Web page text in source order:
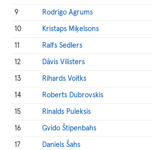
9 Rodrigo Agrums
10 Kristaps Miķelsons
11 Ralfs Sedlers
12 Dāvis Vilisters
13 Rihards Voitks
14 Roberts Dubrovskis
15 Rinalds Puleksis
16 Gvido Štipenbahs
17 Daniels Šahs